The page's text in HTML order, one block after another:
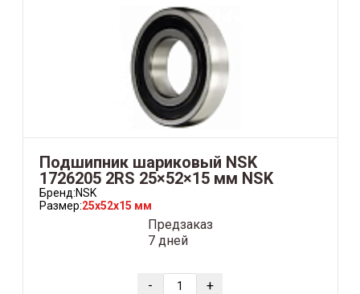
Подшипник шариковый NSK
1726205 2RS 25×52×15 мм NSK
Бренд:NSK
Размер:25x52x15 мм
Предзаказ
7 дней
- +